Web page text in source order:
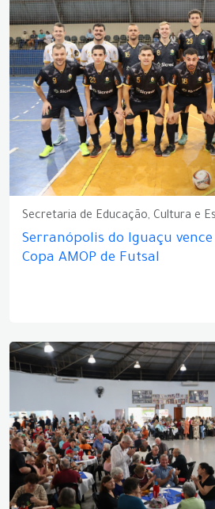
Secretaria de Educação, Cultura e
Serranópolis do Iguaçu
Copa AMOP de Futsal